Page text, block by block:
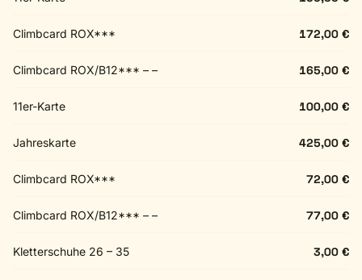
Climbcard ROX*** 172,00 €
Climbcard ROX/B12*** – – 165,00 €
11er-Karte 100,00 €
Jahreskarte 425,00 €
Climbcard ROX*** 72,00 €
Climbcard ROX/B12*** – – 77,00 €
Kletterschuhe 26 – 35 3,00 €